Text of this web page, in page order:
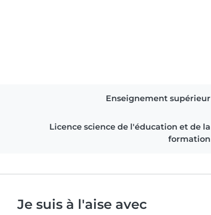
Enseignement supérieur
Licence science de l'éducation et de la
formation
Je suis à l'aise avec